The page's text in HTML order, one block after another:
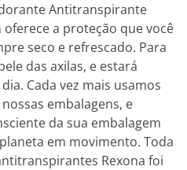
Antitranspirante
oferece a proteção que você
seco e refrescado. Para
das axilas, e estará
Cada vez mais usamos
embalagens, e
da sua embalagem
em movimento. Toda
Rexona foi